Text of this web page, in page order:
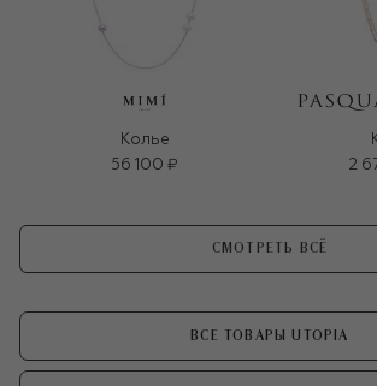
Колье
56 100 ₽
2
СМОТРЕТЬ ВСЁ
ВСЕ ТОВАРЫ UTOPIA